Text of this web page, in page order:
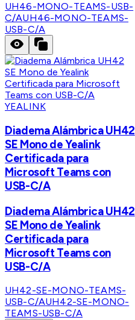
UH46-MONO-TEAMS-USB-
C/AUH46-MONO-TEAMS-
USB-C/A
YEALINK
Diadema Alámbrica UH42
SE Mono de Yealink
Certificada para
Microsoft Teams con
USB-C/A
Diadema Alámbrica UH42
SE Mono de Yealink
Certificada para
Microsoft Teams con
USB-C/A
UH42-SE-MONO-TEAMS-
USB-C/AUH42-SE-MONO-
TEAMS-USB-C/A